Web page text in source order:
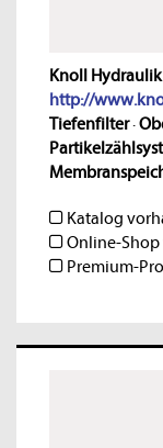
Knoll Hydraulik
http://
Tiefenfilter·
Katalog
Online-
Premium-